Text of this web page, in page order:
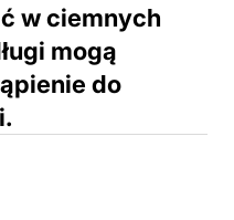
w ciemnych
mogą
do